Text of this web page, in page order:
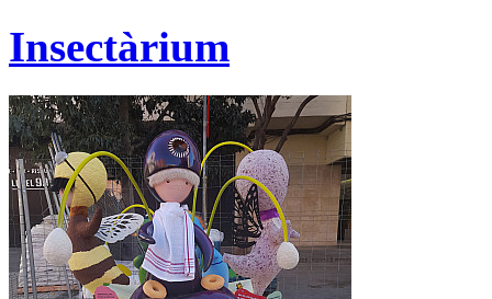
Insectàrium